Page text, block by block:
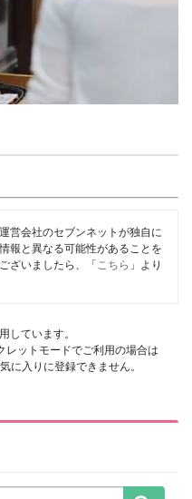
営会社のセブンネットが独自に
報と異なる可能性があることを
ざいましたら、「 こちら 」より
しています。
レットモードでご利用の場合は
に入りに登録できません。